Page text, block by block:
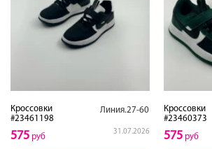
Кроссовки
#23461198
Линия.27-60
31.07.2026
575 руб
Кроссовки
#23460373
575 руб